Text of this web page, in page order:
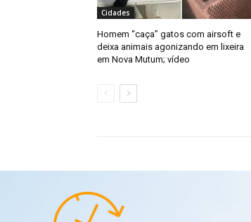
Cidades
Homem “caça” gatos com airsoft e
deixa animais agonizando em lixeira
em Nova Mutum; vídeo